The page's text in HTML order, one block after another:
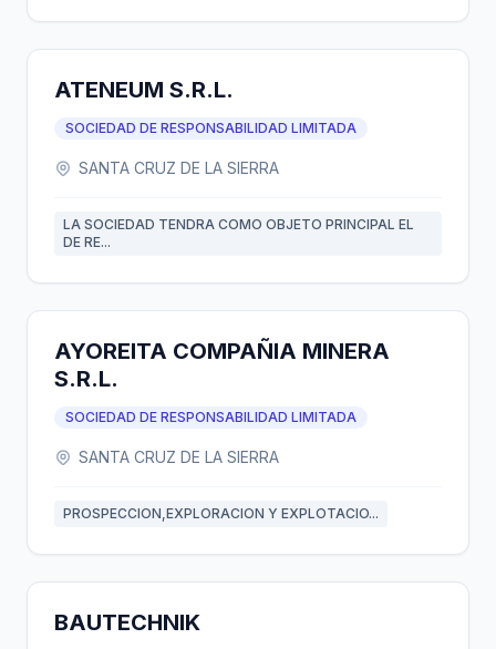
ATENEUM S.R.L.
SOCIEDAD DE RESPONSABILIDAD LIMITADA
SANTA CRUZ DE LA SIERRA
LA SOCIEDAD TENDRA COMO OBJETO PRINCIPAL EL
DE RE...
AYOREITA COMPAÑIA MINERA
S.R.L.
SOCIEDAD DE RESPONSABILIDAD LIMITADA
SANTA CRUZ DE LA SIERRA
PROSPECCION,EXPLORACION Y EXPLOTACIO...
BAUTECHNIK